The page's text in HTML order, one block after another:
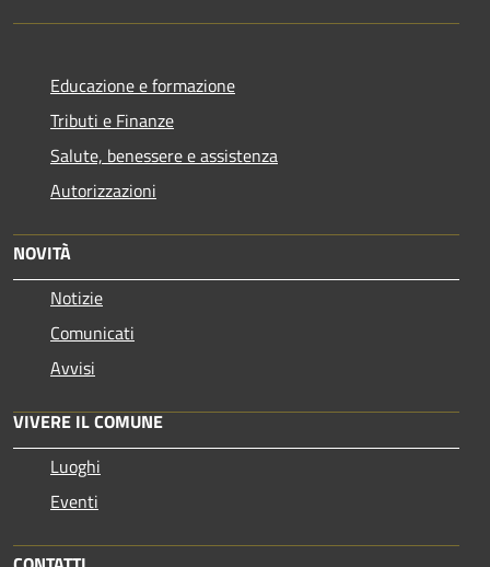
Educazione e formazione
Tributi e Finanze
Salute, benessere e assistenza
Autorizzazioni
NOVITÀ
Notizie
Comunicati
Avvisi
VIVERE IL COMUNE
Luoghi
Eventi